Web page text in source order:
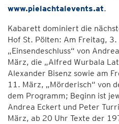
www.pielachtalevents.at.
Kabarett dominiert die
Hof St. Pölten: Am Freitag,
„Einsendeschluss“ von
März, die „Alfred Wurbala
Alexander Bisenz sowie am
11. März, „Mörderisch“ von
dem Programm; Beginn ist
Andrea Eckert und Peter
März, ab 20 Uhr Texte der